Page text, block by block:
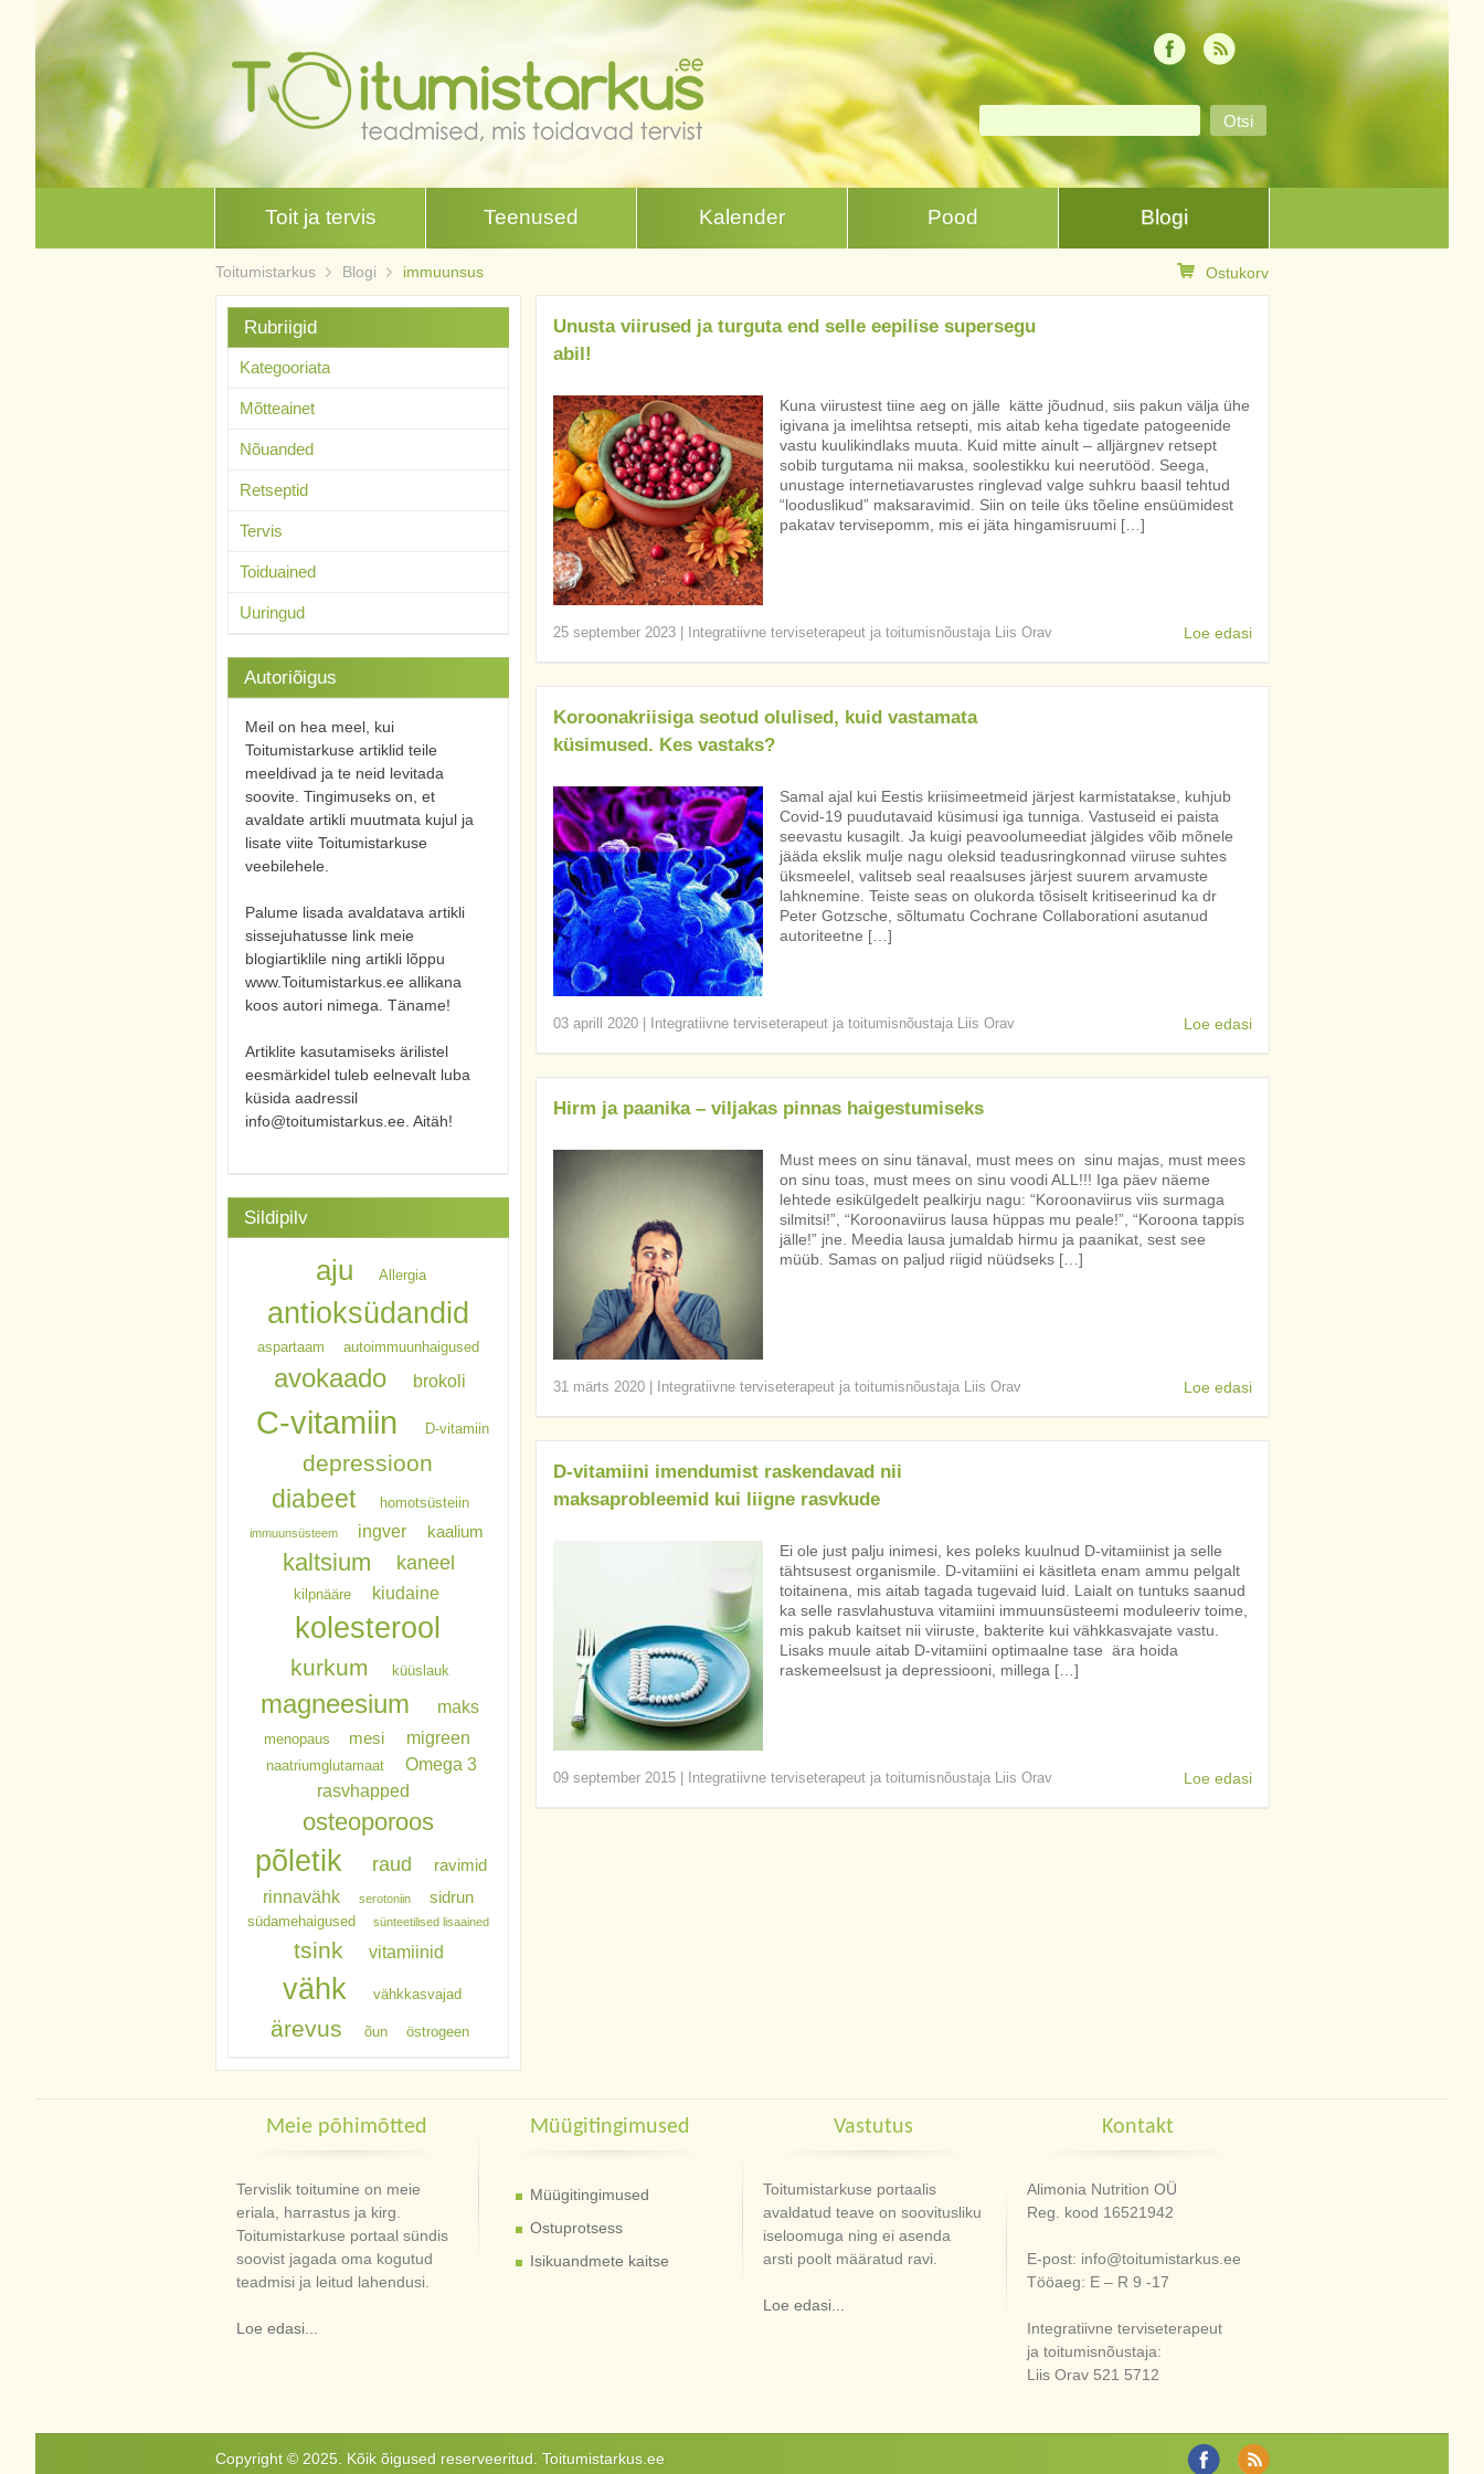
Toit ja tervis Teenused Kalender Pood Blogi
Toitumistarkus Blogi immuunsus Ostukorv
Unusta viirused ja turguta end selle eepilise supersegu
abil!
Kuna viirustest tiine aeg on jälle kätte jõudnud, siis pakun välja ühe
igivana ja imelihtsa retsepti, mis aitab keha tigedate patogeenide
vastu kuulikindlaks muuta. Kuid mitte ainult – alljärgnev retsept
sobib turgutama nii maksa, soolestikku kui neerutööd. Seega,
unustage internetiavarustes ringlevad valge suhkru baasil tehtud
“looduslikud” maksaravimid. Siin on teile üks tõeline ensüümidest
pakatav tervisepomm, mis ei jäta hingamisruumi […]
25 september 2023| Integratiivne terviseterapeut ja toitumisnõustaja Liis Orav Loe edasi
Koroonakriisiga seotud olulised, kuid vastamata
küsimused. Kes vastaks?
Samal ajal kui Eestis kriisimeetmeid järjest karmistatakse, kuhjub
Covid-19 puudutavaid küsimusi iga tunniga. Vastuseid ei paista
seevastu kusagilt. Ja kuigi peavoolumeediat jälgides võib mõnele
jääda ekslik mulje nagu oleksid teadusringkonnad viiruse suhtes
üksmeelel, valitseb seal reaalsuses järjest suurem arvamuste
lahknemine. Teiste seas on olukorda tõsiselt kritiseerinud ka dr
Peter Gotzsche, sõltumatu Cochrane Collaborationi asutanud
autoriteetne […]
03 aprill 2020| Integratiivne terviseterapeut ja toitumisnõustaja Liis Orav Loe edasi
Hirm ja paanika – viljakas pinnas haigestumiseks
Must mees on sinu tänaval, must mees on sinu majas, must mees
on sinu toas, must mees on sinu voodi ALL!!! Iga päev näeme
lehtede esikülgedelt pealkirju nagu: “Koroonaviirus viis surmaga
silmitsi!”, “Koroonaviirus lausa hüppas mu peale!”, “Koroona tappis
jälle!” jne. Meedia lausa jumaldab hirmu ja paanikat, sest see
müüb. Samas on paljud riigid nüüdseks […]
31 märts 2020| Integratiivne terviseterapeut ja toitumisnõustaja Liis Orav Loe edasi
D-vitamiini imendumist raskendavad nii
maksaprobleemid kui liigne rasvkude
Ei ole just palju inimesi, kes poleks kuulnud D-vitamiinist ja selle
tähtsusest organismile. D-vitamiini ei käsitleta enam ammu pelgalt
toitainena, mis aitab tagada tugevaid luid. Laialt on tuntuks saanud
ka selle rasvlahustuva vitamiini immuunsüsteemi moduleeriv toime,
mis pakub kaitset nii viiruste, bakterite kui vähkkasvajate vastu.
Lisaks muule aitab D-vitamiini optimaalne tase ära hoida
raskemeelsust ja depressiooni, millega […]
09 september 2015| Integratiivne terviseterapeut ja toitumisnõustaja Liis Orav Loe edasi
Rubriigid
Kategooriata
Mõtteainet
Nõuanded
Retseptid
Tervis
Toiduained
Uuringud
Autoriõigus
Meil on hea meel, kui
Toitumistarkuse artiklid teile
meeldivad ja te neid levitada
soovite. Tingimuseks on, et
avaldate artikli muutmata kujul ja
lisate viite Toitumistarkuse
veebilehele.
Palume lisada avaldatava artikli
sissejuhatusse link meie
blogiartiklile ning artikli lõppu
www.Toitumistarkus.ee allikana
koos autori nimega. Täname!
Artiklite kasutamiseks ärilistel
eesmärkidel tuleb eelnevalt luba
küsida aadressil
info@toitumistarkus.ee. Aitäh!
Sildipilv
aju Allergia
antioksüdandid
aspartaam autoimmuunhaigused
avokaado brokoli
C-vitamiin D-vitamiin
depressioon
diabeet homotsüsteiin
immuunsüsteem ingver kaalium
kaltsium kaneel
kilpnääre kiudaine
kolesterool
kurkum küüslauk
magneesium maks
menopaus mesi migreen
naatriumglutamaat
Omega 3
rasvhapped
osteoporoos
põletik raud ravimid
rinnavähk serotoniin sidrun
südamehaigused sünteetilised lisaained
tsink vitamiinid
vähk vähkkasvajad
ärevus õun östrogeen
Meie põhimõtted
Tervislik toitumine on meie
eriala, harrastus ja kirg.
Toitumistarkuse portaal sündis
soovist jagada oma kogutud
teadmisi ja leitud lahendusi.
Loe edasi...
Müügitingimused
Müügitingimused
Ostuprotsess
Isikuandmete kaitse
Vastutus
Toitumistarkuse portaalis
avaldatud teave on soovitusliku
iseloomuga ning ei asenda
arsti poolt määratud ravi.
Loe edasi...
Kontakt
Alimonia Nutrition OÜ
Reg. kood 16521942
E-post: info@toitumistarkus.ee
Tööaeg: E – R 9 -17
Integratiivne terviseterapeut
ja toitumisnõustaja:
Liis Orav 521 5712
Copyright © 2025. Kõik õigused reserveeritud. Toitumistarkus.ee